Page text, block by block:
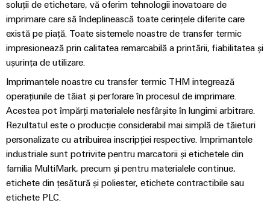
Infrastructură
tablouri
de
comandă
Serviciu
asamblare
Ansambluri
de
blocuri
terminale
soluții de etichetare, vă oferim tehnologii inovatoare de
imprimare care să îndeplinească toate cerințele diferite care
există pe piață. Toate sistemele noastre de transfer termic
impresionează prin calitatea remarcabilă a printării, fiabilitatea și
ușurința de utilizare.
Imprimantele noastre cu transfer termic THM integrează
operațiunile de tăiat și perforare în procesul de imprimare.
Acestea pot împărți materialele nesfârșite în lungimi arbitrare.
Rezultatul este o producție considerabil mai simplă de tăieturi
personalizate cu atribuirea inscripției respective. Imprimantele
industriale sunt potrivite pentru marcatorii și etichetele din
familia MultiMark, precum și pentru materialele continue,
etichete din țesătură și poliester, etichete contractibile sau
etichete PLC.